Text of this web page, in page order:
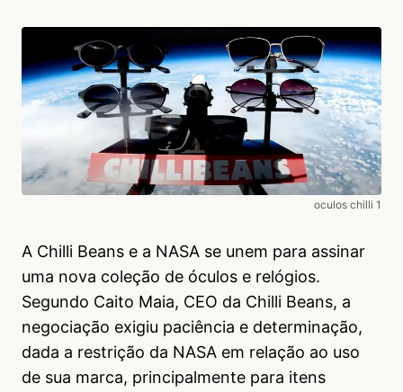
oculos chilli 1
A Chilli Beans e a NASA se unem para assinar
uma nova coleção de óculos e relógios.
Segundo Caito Maia, CEO da Chilli Beans, a
negociação exigiu paciência e determinação,
dada a restrição da NASA em relação ao uso
de sua marca, principalmente para itens